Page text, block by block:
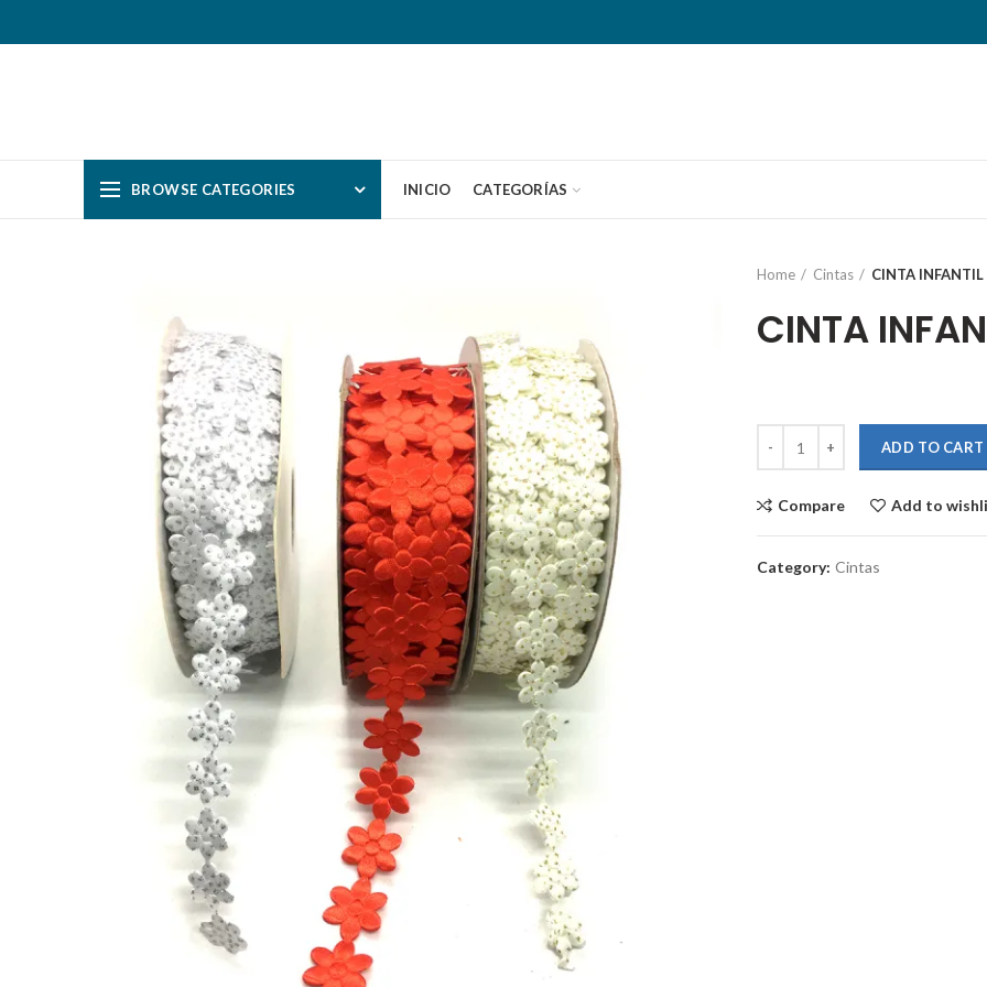
BROWSE CATEGORIES INICIO CATEGORÍAS
Home Cintas CINTA INFANTIL
CINTA
ADD TO CART
Compare Add to
Category: Cintas